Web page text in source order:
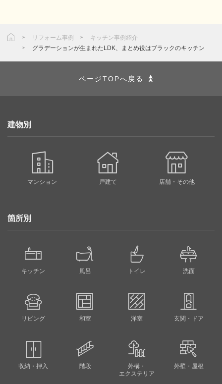
リフォーム事例
キッチン事例紹介
グラデーションが生まれたLDK、まとめ役はブラックのキッチン
ページTOPへ戻る
建物別
マンション 戸建て 店舗・その他
箇所別
キッチン 風呂 トイレ 洗面
リビング 和室 洋室 玄関・ドア
収納・押入 階段
外構・
エクステリア
外壁・屋根